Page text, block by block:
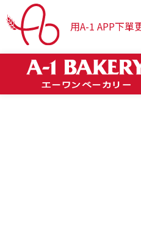
用A-1 APP下單